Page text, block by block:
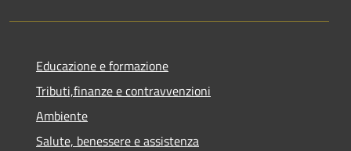
Educazione e formazione
Tributi,finanze e contravvenzioni
Ambiente
Salute, benessere e assistenza